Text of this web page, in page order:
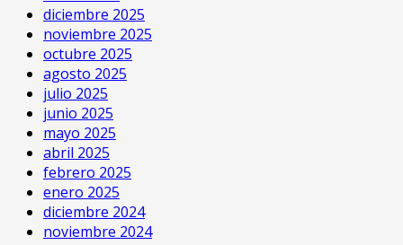
diciembre 2025
noviembre 2025
octubre 2025
agosto 2025
julio 2025
junio 2025
mayo 2025
abril 2025
febrero 2025
enero 2025
diciembre 2024
noviembre 2024